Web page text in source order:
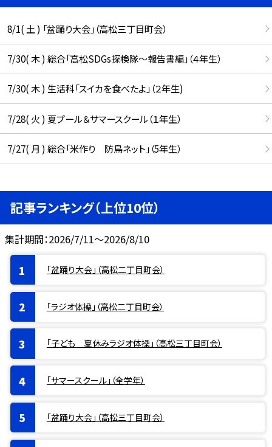
8/1( 土 ) 「盆踊り大会」（高松三丁目町会）
7/30( 木 ) 総合「高松SDGs探検隊〜報告書編」（４年生）
7/30( 木 ) 生活科「スイカを食べたよ」（２年生)
7/28( 火 ) 夏プール＆サマースクール（１年生）
7/27( 月 ) 総合「米作り 防鳥ネット」（5年生）
記事ランキング（上位10位）
集計期間：2026/7/11～2026/8/10
「盆踊り大会」（高松二丁目町会）
「ラジオ体操」（高松二丁目町会）
「子ども 夏休みラジオ体操」（高松三丁目町会）
「サマースクール」（全学年）
「盆踊り大会」（高松三丁目町会）